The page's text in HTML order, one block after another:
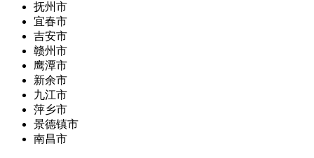
抚州市
宜春市
吉安市
赣州市
鹰潭市
新余市
九江市
萍乡市
景德镇市
南昌市